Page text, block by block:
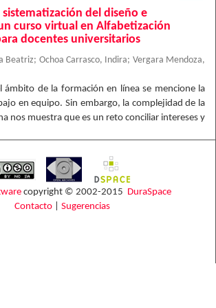
del diseño e
curso virtual en Alfabetización
docentes universitarios
Beatriz; Ochoa Carrasco, Indira; Vergara Mendoza,
ámbito de la formación en línea se mencione la
en equipo. Sin embargo, la complejidad de la
nos muestra que es un reto conciliar intereses y
copyright © 2002-2015 DuraSpace
Contacto| Sugerencias